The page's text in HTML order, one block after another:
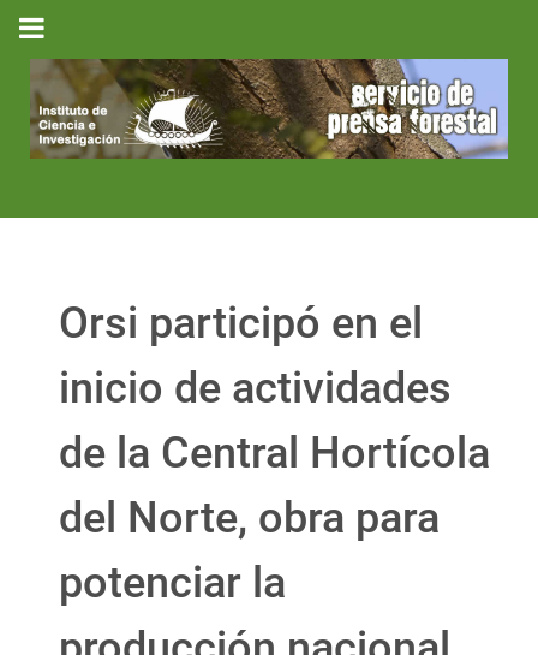
Orsi participó en el
inicio de actividades
de la Central Hortícola
del Norte, obra para
potenciar la